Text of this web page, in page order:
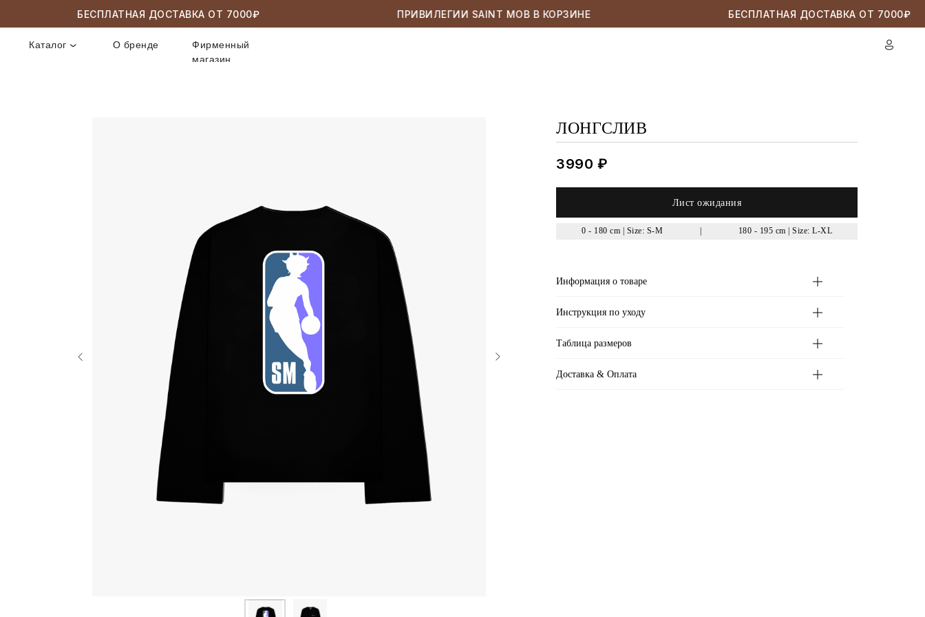
БЕСПЛАТНАЯ ДОСТАВКА ОТ 7000₽ ПРИВИЛЕГИИ SAINT MOB В КОРЗИНЕ БЕСПЛАТНАЯ ДОСТАВКА ОТ 7000₽
Фирменный
магазин
О бренде
Каталог
ЛОНГСЛИВ
3990 ₽
Лист ожидания
0 - 180 cm | Size: S-M 180 - 195 cm | Size: L-XL
Информация о товаре
Инструкция по уходу
Таблица размеров
Доставка & Оплата